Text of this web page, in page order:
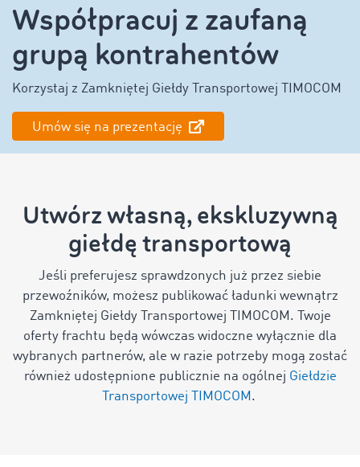
Współpracuj z zaufaną
grupą kontrahentów
Korzystaj z Zamkniętej Giełdy Transportowej TIMOCOM
Umów się na prezentację
Utwórz własną, ekskluzywną
giełdę transportową
Jeśli preferujesz sprawdzonych już przez siebie
przewoźników, możesz publikować ładunki wewnątrz
Zamkniętej Giełdy Transportowej TIMOCOM. Twoje
oferty frachtu będą wówczas widoczne wyłącznie dla
wybranych partnerów, ale w razie potrzeby mogą zostać
również udostępnione publicznie na ogólnej Giełdzie
Transportowej TIMOCOM .